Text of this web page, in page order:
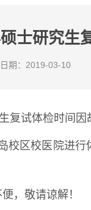
士研究生
日期：2019-03-10
复试体检时间因
校区校医院进
，敬请谅解！